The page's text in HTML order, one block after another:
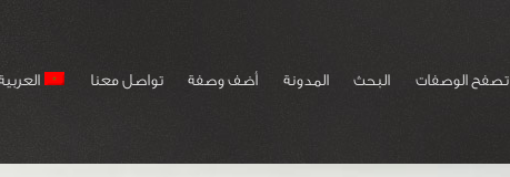
تصفح الوصفات البحث المدونة أضف وصفة تواصل معنا